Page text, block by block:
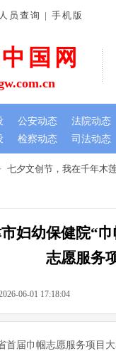
夕文创节，我在千年木莲
国网
检察动态 司法动态
员查询 | 手机版
公安动态 法院动态
市妇幼保健院“
志愿服务
06-01 17:18:04
届巾帼志愿服务项目大